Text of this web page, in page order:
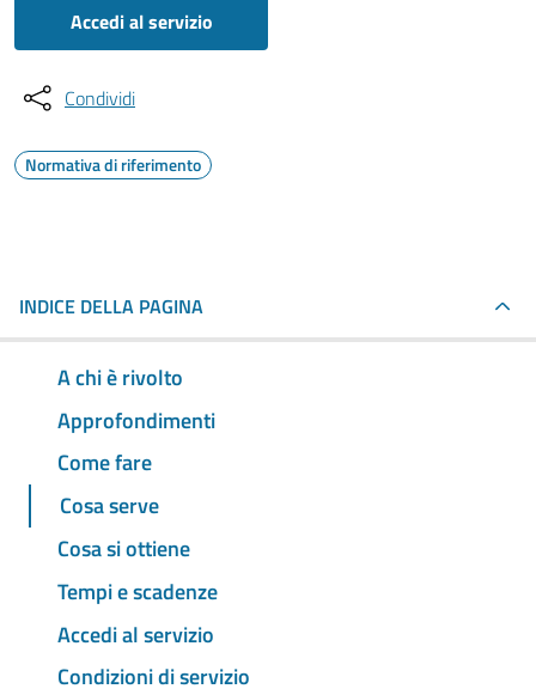
Accedi al servizio
Condividi
Normativa di riferimento
INDICE DELLA PAGINA
A chi è rivolto
Approfondimenti
Come fare
Cosa serve
Cosa si ottiene
Tempi e scadenze
Accedi al servizio
Condizioni di servizio